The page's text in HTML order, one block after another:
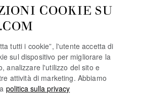
COOKIE SU
tutti i cookie”, l'utente accetta di
sul dispositivo per migliorare la
analizzare l'utilizzo del sito e
attività di marketing. Abbiamo
politica sulla privacy